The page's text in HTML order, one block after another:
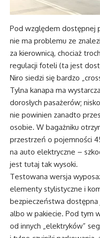
Pod względem dostępnej
nie ma problemu ze
za kierownicą, chociaż
regulacji foteli (ta jest
Niro siedzi się bardzo
Tylna kanapa ma
dorosłych pasażerów;
nie powinien zanadto
osobie. W bagażniku
przestrzeń o pojemności
na auto elektryczne –
jest tutaj tak wysoki.
Testowana wersja
elementy stylistyczne i
bezpieczeństwa
albo w pakiecie. Pod tym
od innych „elektryków”